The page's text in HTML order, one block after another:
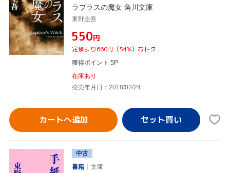
ラプラスの魔女 角川文庫
東野圭吾
¥550円
定価より660円（54%）おトク
獲得ポイント 5P
在庫あり
発売年月日：2018/02/24
カートへ追加
中古
書籍
文庫